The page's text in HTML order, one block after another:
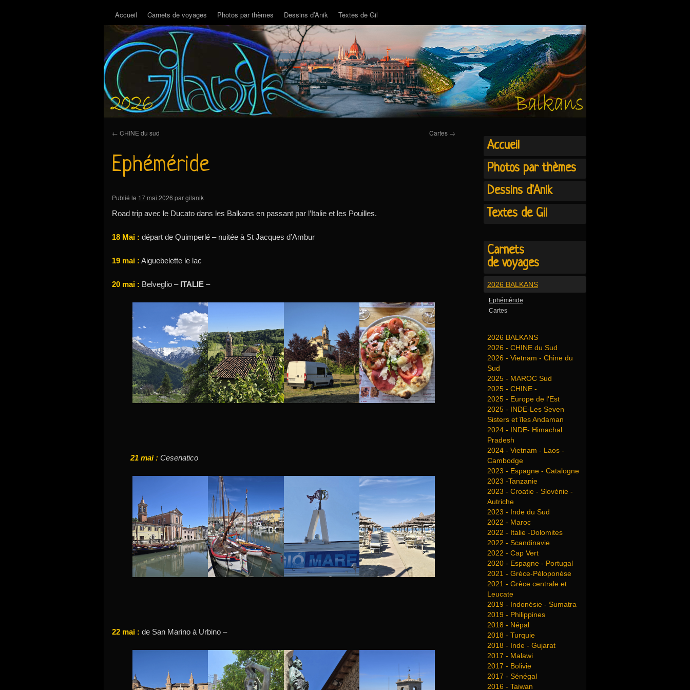
Accueil Carnets de voyages Photos par thèmes Dessins d’Anik Textes de Gil
← CHINE du sud Cartes →
Ephéméride
Publié le 17 mai 2026 pargilanik
Road trip avec le Ducato dans les Balkans en passant par l’Italie et les Pouilles.
18 Mai : départ de Quimperlé – nuitée à St Jacques d’Ambur
19 mai : Aiguebelette le lac
20 mai : Belveglio – ITALIE –
21 mai : Cesenatico
22 mai : de San Marino à Urbino –
Accueil
Photos par thèmes
Dessins d'Anik
Textes de Gil
Carnets
de voyages
2026 BALKANS
Ephéméride
Cartes
2026 BALKANS
2026 - CHINE du Sud
2026 - Vietnam - Chine du
Sud
2025 - MAROC Sud
2025 - CHINE -
2025 - Europe de l'Est
2025 - INDE-Les Seven
Sisters et îles Andaman
2024 - INDE- Himachal
Pradesh
2024 - Vietnam - Laos -
Cambodge
2023 - Espagne - Catalogne
2023 -Tanzanie
2023 - Croatie - Slovénie -
Autriche
2023 - Inde du Sud
2022 - Maroc
2022 - Italie -Dolomites
2022 - Scandinavie
2022 - Cap Vert
2020 - Espagne - Portugal
2021 - Grèce-Péloponèse
2021 - Grèce centrale et
Leucate
2019 - Indonésie - Sumatra
2019 - Philippines
2018 - Népal
2018 - Turquie
2018 - Inde - Gujarat
2017 - Malawi
2017 - Bolivie
2017 - Sénégal
2016 - Taiwan